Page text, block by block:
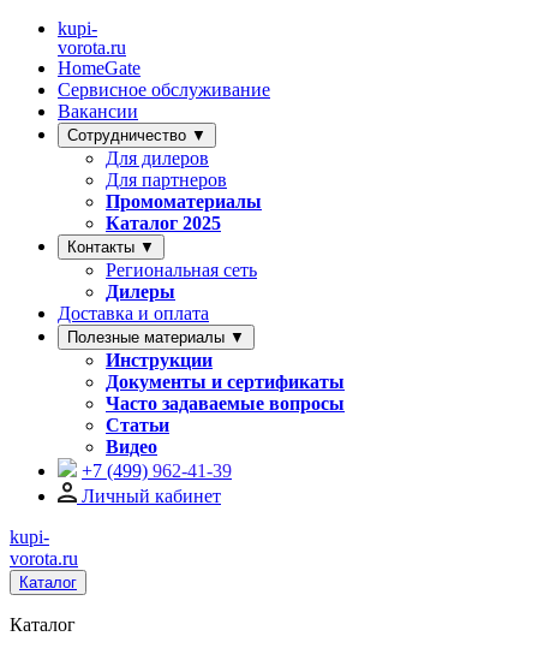
kupi-
vorota.ru
HomeGate
Сервисное обслуживание
Вакансии
Сотрудничество ▼
Для дилеров
Для партнеров
Промоматериалы
Каталог 2025
Контакты ▼
Региональная сеть
Дилеры
Доставка и оплата
Полезные материалы ▼
Инструкции
Документы и сертификаты
Часто задаваемые вопросы
Статьи
Видео
+7 (499) 962-41-39
Личный кабинет
kupi-
vorota.ru
Каталог
Каталог